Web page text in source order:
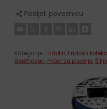
Podijeli poveznicu
Kategorije: Fridolin, Fridolin
Beethoven, Pribor za pisanje,